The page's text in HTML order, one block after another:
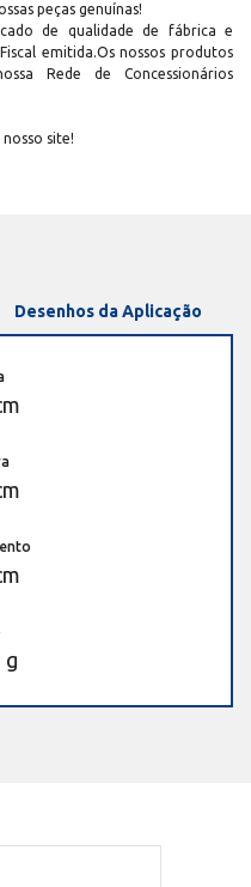
peças genuínas!
de qualidade de fábrica e
emitida.Os nossos produtos
Rede de Concessionários
site!
Desenhos da Aplicação
g